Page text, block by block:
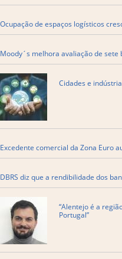
Ocupação de espaços logísticos
Moody´s melhora avaliação de sete
Cidades e
Excedente comercial da Zona Euro
DBRS diz que a rendibilidade dos
“Alentejo é a
Portugal”